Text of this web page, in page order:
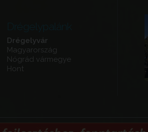
Drégelypalánk
Drégelyvár
Magyarország
Nógrád vármegye
Hont